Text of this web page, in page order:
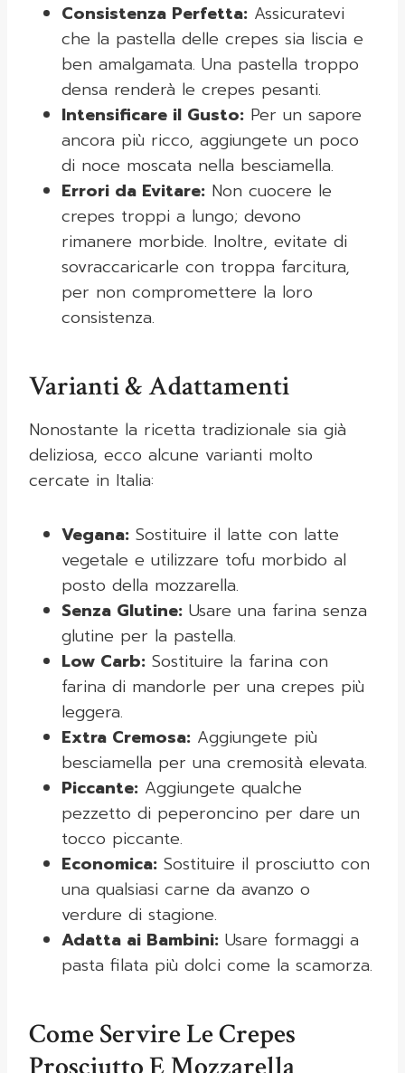
Consistenza Perfetta: Assicuratevi
che la pastella delle crepes sia liscia e
ben amalgamata. Una pastella troppo
densa renderà le crepes pesanti.
Intensificare il Gusto: Per un sapore
ancora più ricco, aggiungete un poco
di noce moscata nella besciamella.
Errori da Evitare: Non cuocere le
crepes troppi a lungo; devono
rimanere morbide. Inoltre, evitate di
sovraccaricarle con troppa farcitura,
per non compromettere la loro
consistenza.
Varianti & Adattamenti
Nonostante la ricetta tradizionale sia già
deliziosa, ecco alcune varianti molto
cercate in Italia:
Vegana: Sostituire il latte con latte
vegetale e utilizzare tofu morbido al
posto della mozzarella.
Senza Glutine: Usare una farina senza
glutine per la pastella.
Low Carb: Sostituire la farina con
farina di mandorle per una crepes più
leggera.
Extra Cremosa: Aggiungete più
besciamella per una cremosità elevata.
Piccante: Aggiungete qualche
pezzetto di peperoncino per dare un
tocco piccante.
Economica: Sostituire il prosciutto con
una qualsiasi carne da avanzo o
verdure di stagione.
Adatta ai Bambini: Usare formaggi a
pasta filata più dolci come la scamorza.
Come Servire Le Crepes